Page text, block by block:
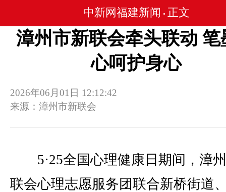
中新网福建新闻 • 正文
漳州市新联会牵头联动 笔
心呵护身心
2026年06月01日 12:12:42
来源：漳州市新联会
5·25全国心理健康日期间，漳
联会心理志愿服务团联合新桥街道